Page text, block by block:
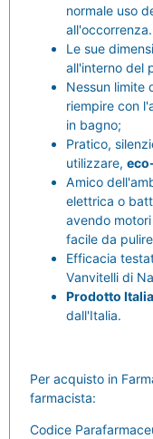
normale uso
all'occorrenza.
Le sue
all'interno del
Nessun limite
riempire con
in bagno;
Pratico,
utilizzare,
Amico
elettrica o
avendo
facile da
Efficacia
Vanvitelli di
Prodotto
dall'Italia.
Per acquisto in
farmacista:
Codice